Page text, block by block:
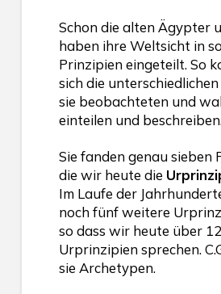
Schon die alten Ägypter
haben ihre Weltsicht in
Prinzipien eingeteilt. So
sich die unterschiedlichen
sie beobachteten und
einteilen und beschreiben.
Sie fanden genau sieben
die wir heute die
Im Laufe der
noch fünf weitere
so dass wir heute über 12
Urprinzipien sprechen.
sie Archetypen.